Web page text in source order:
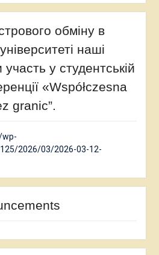
обміну в
наші
у студентській
«Współczesna
granic”.
wp-
2026/03/2026-03-12-